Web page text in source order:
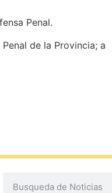
Penal.
de la Provincia; a